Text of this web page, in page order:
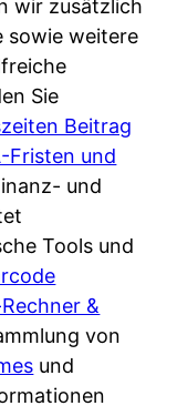
wir zusätzlich
sowie weitere
Sie
Beitrag
Fristen und
und
Tools und
&
von
und